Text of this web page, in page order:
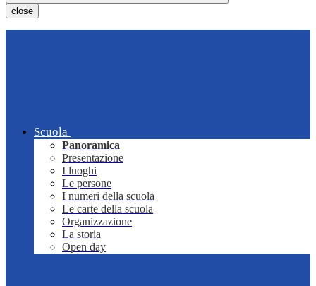
close
Scuola
Panoramica
Presentazione
I luoghi
Le persone
I numeri della scuola
Le carte della scuola
Organizzazione
La storia
Open day